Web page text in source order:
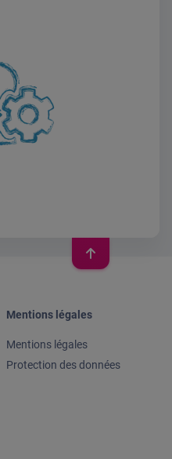
Mentions légales
Mentions légales
Protection des données